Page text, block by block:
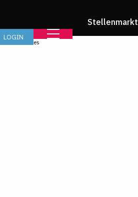
Stellenmarkt
LOGIN
News & Stories